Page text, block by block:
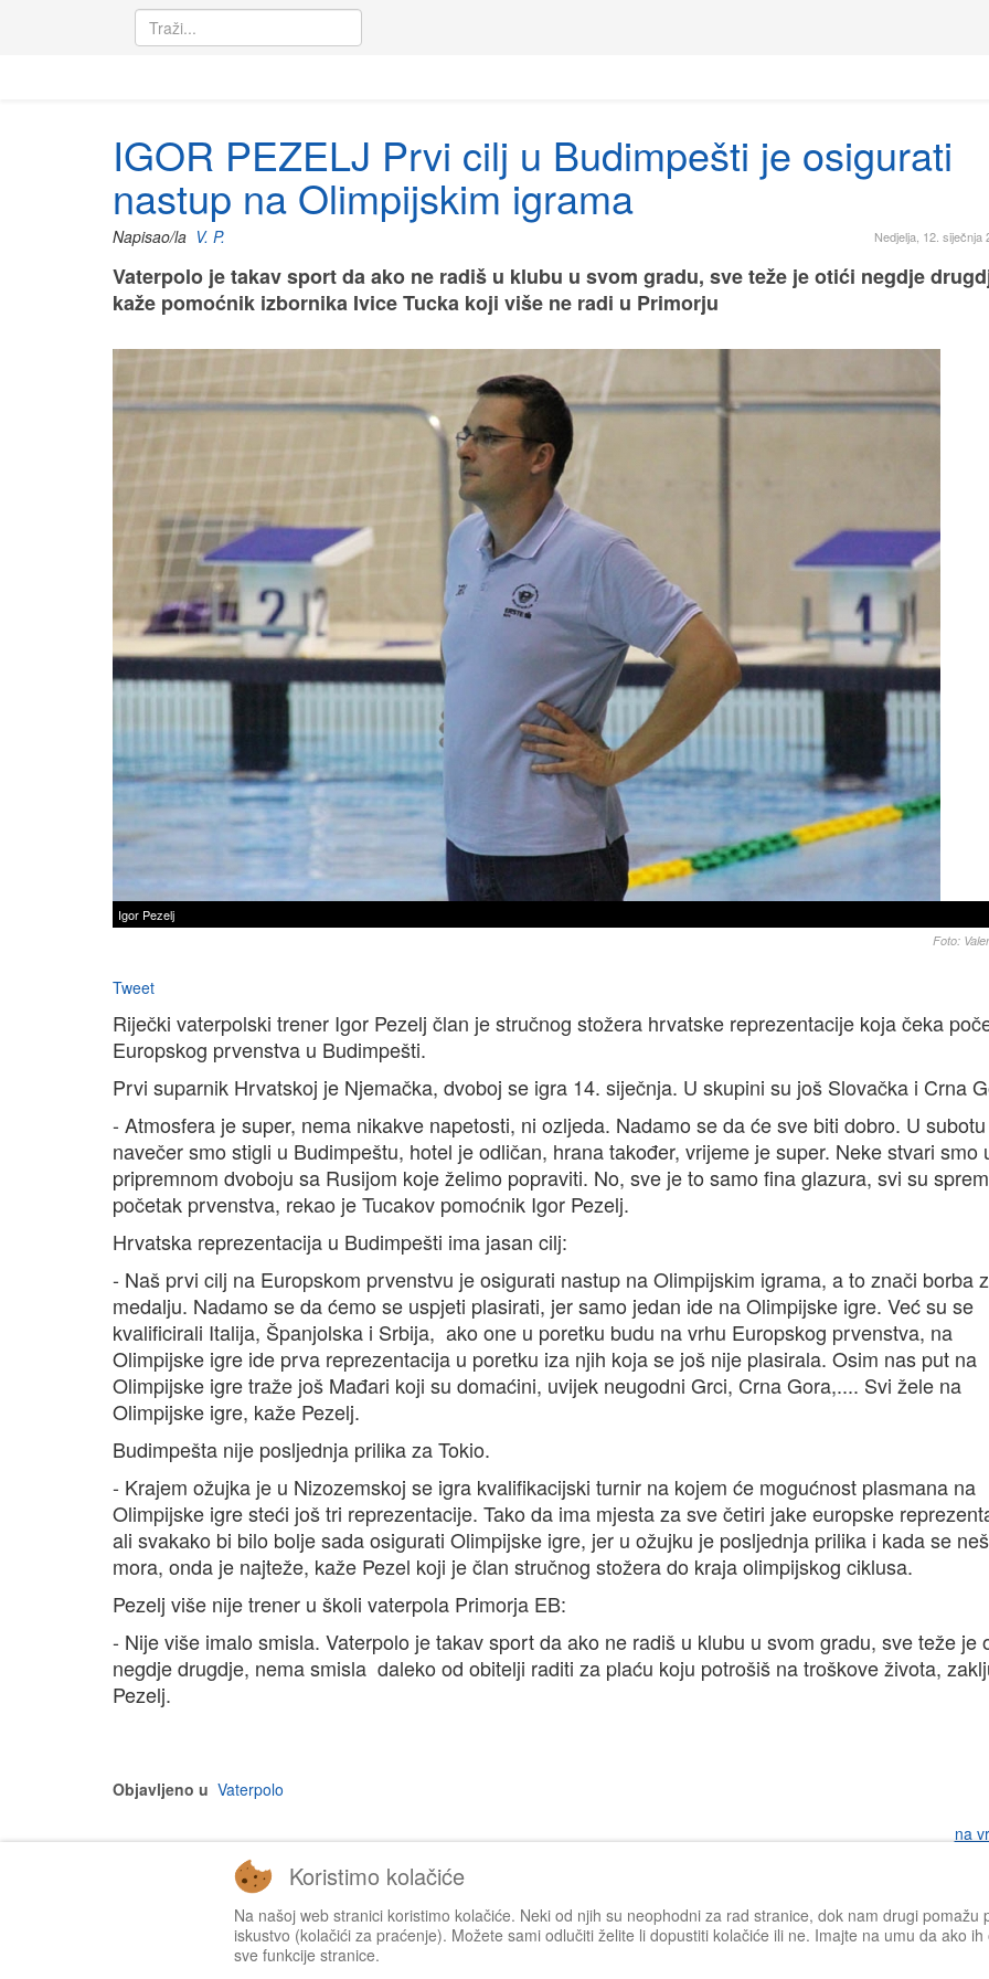
IGOR PEZELJ Prvi cilj u Budimpešti je osigurati
nastup na Olimpijskim igrama
Nedjelja, 12. siječnja
Napisao/la V. P.
Vaterpolo je takav sport da ako ne radiš u klubu u svom gradu, sve teže je otići negdje
kaže pomoćnik izbornika Ivice Tucka koji više ne radi u Primorju
Igor Pezelj
Foto:
Tweet
Riječki vaterpolski trener Igor Pezelj član je stručnog stožera hrvatske reprezentacije koja čeka
Europskog prvenstva u Budimpešti.
Prvi suparnik Hrvatskoj je Njemačka, dvoboj se igra 14. siječnja. U skupini su još Slovačka i Crna
- Atmosfera je super, nema nikakve napetosti, ni ozljeda. Nadamo se da će sve biti dobro. U subotu
navečer smo stigli u Budimpeštu, hotel je odličan, hrana također, vrijeme je super. Neke stvari smo
pripremnom dvoboju sa Rusijom koje želimo popraviti. No, sve je to samo fina glazura, svi su
početak prvenstva, rekao je Tucakov pomoćnik Igor Pezelj.
Hrvatska reprezentacija u Budimpešti ima jasan cilj:
- Naš prvi cilj na Europskom prvenstvu je osigurati nastup na Olimpijskim igrama, a to znači borba
medalju. Nadamo se da ćemo se uspjeti plasirati, jer samo jedan ide na Olimpijske igre. Već su se
kvalificirali Italija, Španjolska i Srbija, ako one u poretku budu na vrhu Europskog prvenstva, na
Olimpijske igre ide prva reprezentacija u poretku iza njih koja se još nije plasirala. Osim nas put na
Olimpijske igre traže još Mađari koji su domaćini, uvijek neugodni Grci, Crna Gora,.... Svi žele na
Olimpijske igre, kaže Pezelj.
Budimpešta nije posljednja prilika za Tokio.
- Krajem ožujka je u Nizozemskoj se igra kvalifikacijski turnir na kojem će mogućnost plasmana na
Olimpijske igre steći još tri reprezentacije. Tako da ima mjesta za sve četiri jake europske
ali svakako bi bilo bolje sada osigurati Olimpijske igre, jer u ožujku je posljednja prilika i kada se
mora, onda je najteže, kaže Pezel koji je član stručnog stožera do kraja olimpijskog ciklusa.
Pezelj više nije trener u školi vaterpola Primorja EB:
- Nije više imalo smisla. Vaterpolo je takav sport da ako ne radiš u klubu u svom gradu, sve teže je
negdje drugdje, nema smisla daleko od obitelji raditi za plaću koju potrošiš na troškove života,
Pezelj.
Objavljeno u Vaterpolo
na
Impressum
Koristimo kolačiće
Na našoj web stranici koristimo kolačiće. Neki od njih su neophodni za rad stranice, dok nam drugi pomažu
iskustvo (kolačići za praćenje). Možete sami odlučiti želite li dopustiti kolačiće ili ne. Imajte na umu da ako
sve funkcije stranice.